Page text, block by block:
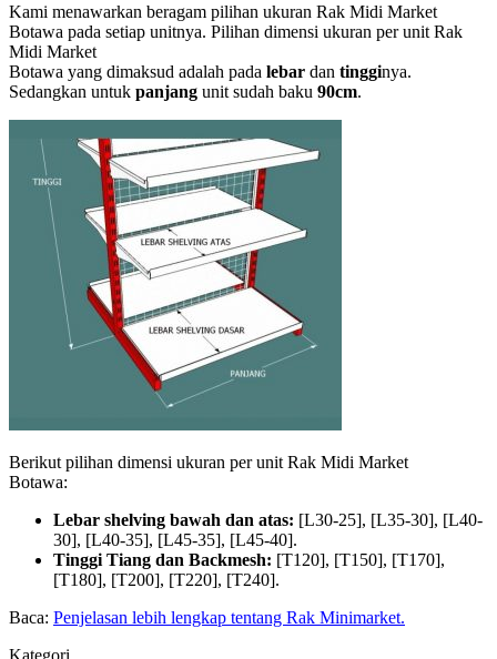
Kami menawarkan beragam pilihan ukuran Rak Midi Market
Botawa pada setiap unitnya. Pilihan dimensi ukuran per unit Rak
Midi Market
Botawa yang dimaksud adalah pada lebar dan tingginya.
Sedangkan untuk panjang unit sudah baku 90cm.
Berikut pilihan dimensi ukuran per unit Rak Midi Market
Botawa:
Lebar shelving bawah dan atas: [L30-25], [L35-30], [L40-
30], [L40-35], [L45-35], [L45-40].
Tinggi Tiang dan Backmesh: [T120], [T150], [T170],
[T180], [T200], [T220], [T240].
Baca: Penjelasan lebih lengkap tentang Rak Minimarket.
Kategori